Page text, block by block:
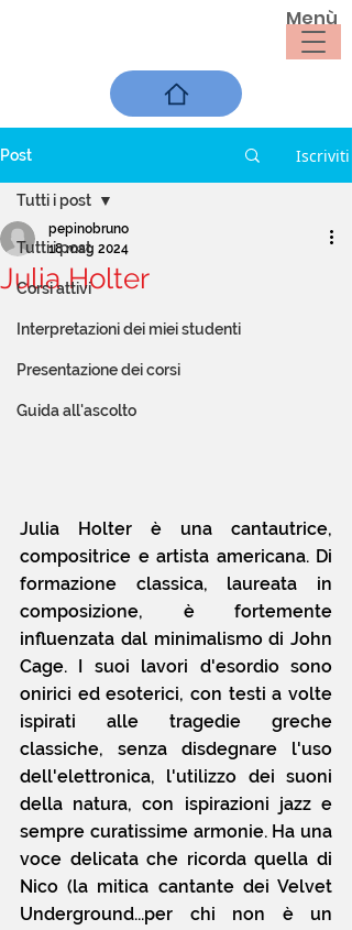
Menù
Post Iscriviti
Tutti i post
Corsi attivi
Interpretazioni dei miei studenti
Presentazione dei corsi
Guida all'ascolto
Tutti i post
Julia Holter
pepinobruno
18 mag 2024
Julia Holter è una cantautrice,
compositrice e artista americana. Di
formazione classica, laureata in
composizione, è fortemente
influenzata dal minimalismo di John
Cage. I suoi lavori d'esordio sono
onirici ed esoterici, con testi a volte
ispirati alle tragedie greche
classiche, senza disdegnare l'uso
dell'elettronica, l'utilizzo dei suoni
della natura, con ispirazioni jazz e
sempre curatissime armonie. Ha una
voce delicata che ricorda quella di
Nico (la mitica cantante dei Velvet
Underground...per chi non è un